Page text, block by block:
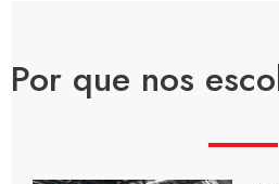
Por que nos